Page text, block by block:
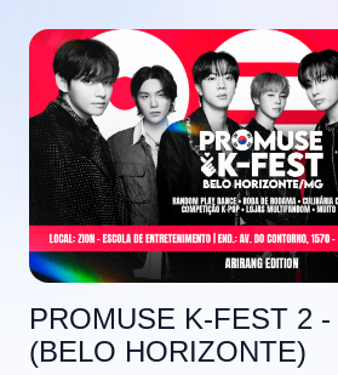
PROMUSE K-FEST 2 -
(BELO HORIZONTE)